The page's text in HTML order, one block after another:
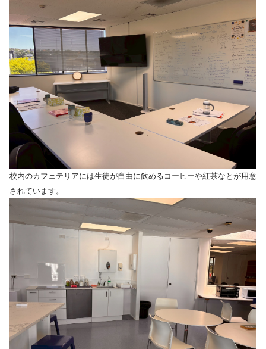
校内のカフェテリアには生徒が自由に飲めるコーヒーや紅茶なとが用意
されています。